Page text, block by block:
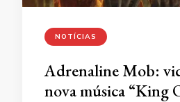
NOTÍCIAS
Adrenaline Mob:
nova música “King